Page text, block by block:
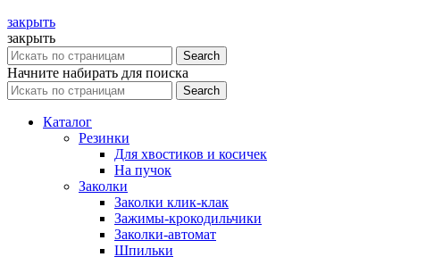
закрыть
закрыть
Search
Начните набирать для поиска
Search
Каталог
Резинки
Для хвостиков и косичек
На пучок
Заколки
Заколки клик-клак
Зажимы-крокодильчики
Заколки-автомат
Шпильки